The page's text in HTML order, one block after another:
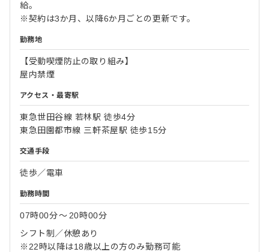
給。
※契約は3か月、以降6か月ごとの更新です。
勤務地
【受動喫煙防止の取り組み】
屋内禁煙
アクセス・最寄駅
東急世田谷線 若林駅 徒歩4分
東急田園都市線 三軒茶屋駅 徒歩15分
交通手段
徒歩／電車
勤務時間
07時00分〜 20時00分
シフト制／休憩あり
※22時以降は18歳以上の方のみ勤務可能